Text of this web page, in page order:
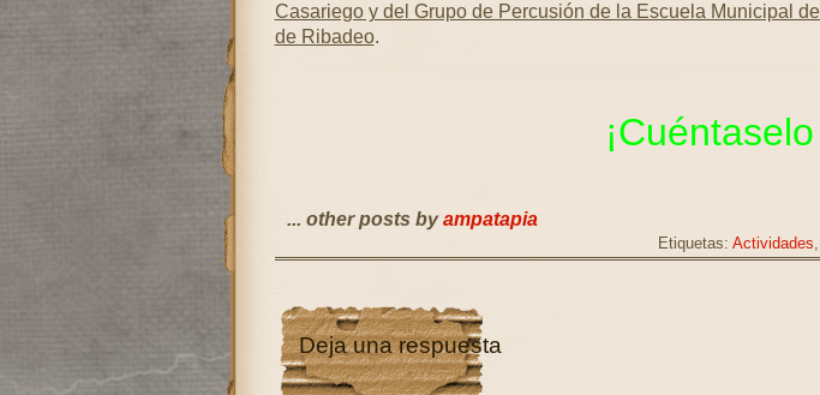
Casariego y del Grupo de Percusión de la Escuela Municipal
de Ribadeo.
... other posts byampatapia
Etiquetas: Actividades,
Deja una respuesta